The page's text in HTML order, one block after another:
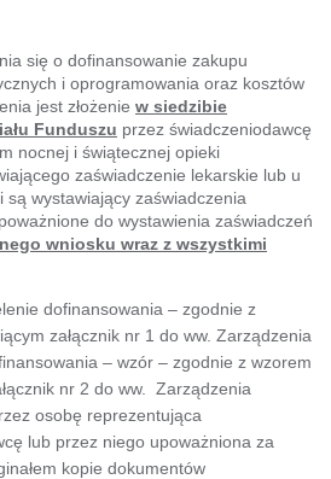
się o dofinansowanie zakupu
i oprogramowania oraz kosztów
jest złożenie w siedzibie
Funduszu przez świadczeniodawcę
nocnej i świątecznej opieki
zaświadczenie lekarskie lub u
są wystawiający zaświadczenia
do wystawienia zaświadczeń
wniosku wraz z wszystkimi
dofinansowania – zgodnie z
załącznik nr 1 do ww. Zarządzenia
– wzór – zgodnie z wzorem
nr 2 do ww. Zarządzenia
osobę reprezentująca
lub przez niego upoważniona za
kopie dokumentów